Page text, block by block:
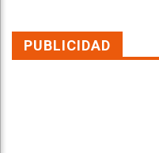
PUBLICIDAD